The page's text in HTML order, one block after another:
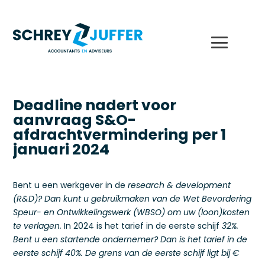
Deadline nadert voor
aanvraag S&O-
afdrachtvermindering per 1
januari 2024
Bent u een werkgever in de research & development
(R&D)? Dan kunt u gebruikmaken van de Wet Bevordering
Speur- en Ontwikkelingswerk (WBSO) om uw (loon)kosten
te verlagen.In 2024 is het tarief in de eerste schijf 32%.
Bent u een startende ondernemer? Dan is het tarief in de
eerste schijf 40%. De grens van de eerste schijf ligt bij €